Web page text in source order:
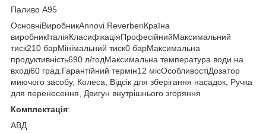
Паливо А95
ОсновніВиробникAnnovi ReverberiКраїна
виробникІталіяКласифікаціяПрофесійнийМаксимальний
тиск210 барМінімальний тиск0 барМаксимальна
продуктивність690 л/годМаксимальна температура води на
вході60 град.Гарантійний термін12 місОсобливостіДозатор
миючого засобу, Колеса, Відсік для зберігання насадок, Ручка
для перенесення, Двигун внутрішнього згоряння
Комплектація:
АВД